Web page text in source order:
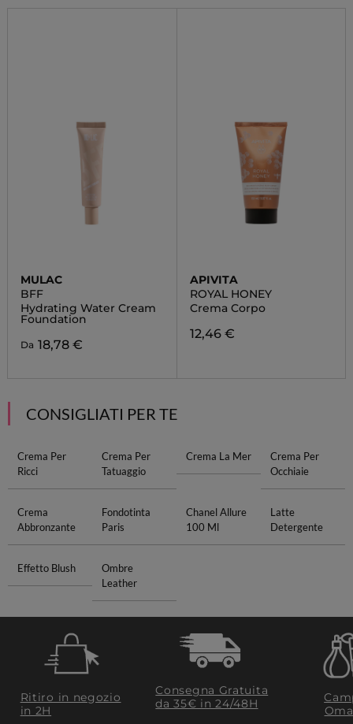
MULAC
BFF
Hydrating Water Cream
Foundation
Da 18,78 €
APIVITA
ROYAL HONEY
Crema Corpo
12,46 €
CONSIGLIATI PER TE
Crema Per
Ricci
Crema Per
Tatuaggio
Crema La Mer
Crema Per
Occhiaie
Crema
Abbronzante
Fondotinta
Paris
Chanel Allure
100 Ml
Latte
Detergente
Effetto Blush
Ombre
Leather
Ritiro in negozio
in 2H
Consegna Gratuita
da 35€​ in 24/48H